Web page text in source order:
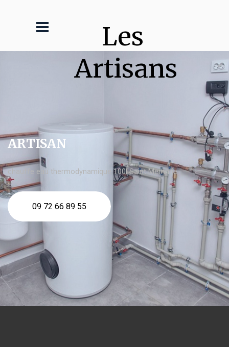
Les
Artisans
ARTISAN
chauffe eau thermodynamique 100l Saint Memmie
09 72 66 89 55